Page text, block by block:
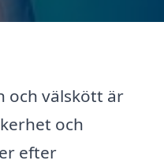
och välskött är
och
efter